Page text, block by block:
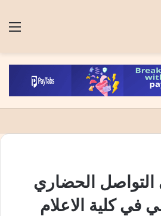
التواصل الحضاري
في كلية الاعلام